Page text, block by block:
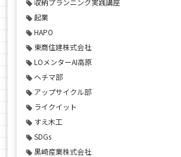
収納プランニング実践講座
起業
HAPO
東商住建株式会社
LOメンターAI高原
ヘチマ部
アップサイクル部
ライクイット
すえ木工
SDGs
黒崎産業株式会社